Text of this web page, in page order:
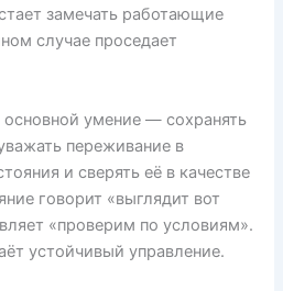
замечать работающие
случае проседает
умение — сохранять
переживание в
и сверять её в качестве
говорит «выглядит вот
«проверим по условиям».
устойчивый управление.